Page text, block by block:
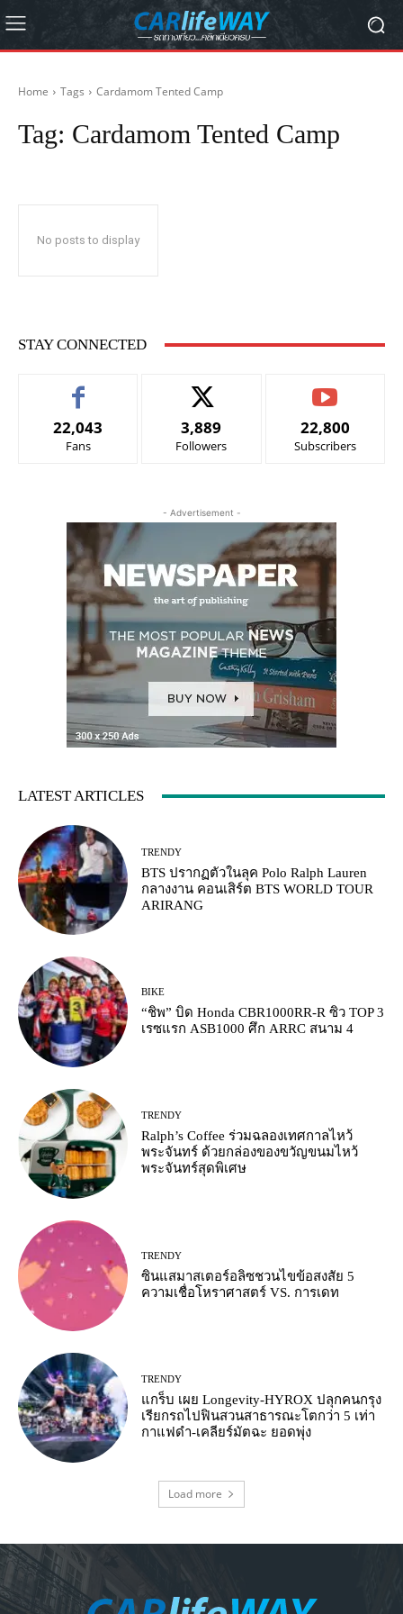
Home Tags Cardamom Tented Camp
Tag: Cardamom Tented Camp
No posts to display
STAY CONNECTED
22,043
Fans
3,889
Followers
22,800
Subscribers
- Advertisement -
LATEST ARTICLES
TRENDY
BTS ปรากฏตัวในลุค Polo Ralph Lauren
กลางงาน คอนเสิร์ต BTS WORLD TOUR
ARIRANG
BIKE
“ชิพ” บิด Honda CBR1000RR-R ซิว TOP 3
เรซแรก ASB1000 ศึก ARRC สนาม 4
TRENDY
Ralph’s Coffee ร่วมฉลองเทศกาลไหว้
พระจันทร์ ด้วยกล่องของขวัญขนมไหว้
พระจันทร์สุดพิเศษ
TRENDY
ซินแสมาสเตอร์อลิซชวนไขข้อสงสัย 5
ความเชื่อโหราศาสตร์ VS. การเดท
TRENDY
แกร็บ เผย Longevity-HYROX ปลุกคนกรุง
เรียกรถไปฟินสวนสาธารณะโตกว่า 5 เท่า
กาแฟดำ-เคลียร์มัตฉะ ยอดพุ่ง
Load more